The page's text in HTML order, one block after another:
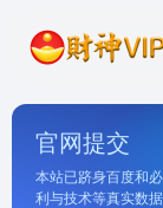
官网提交
本站已跻身百度和
利与技术等真实数据